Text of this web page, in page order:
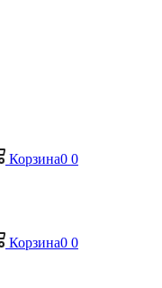
Корзина0 0
Корзина0 0